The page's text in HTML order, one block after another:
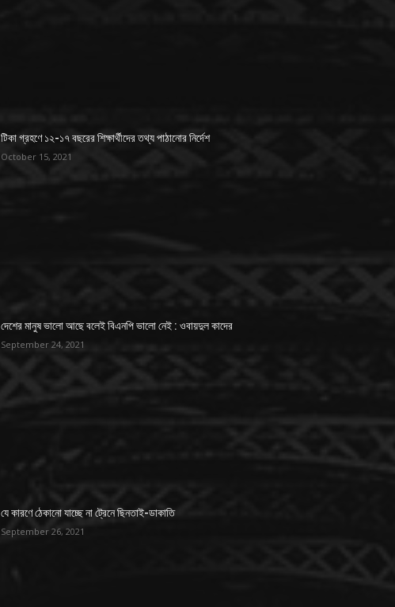
টিকা গ্রহণে ১২-১৭ বছরের শিক্ষার্থীদের তথ্য পাঠানোর নির্দেশ
October 15, 2021
দেশের মানুষ ভালো আছে বলেই বিএনপি ভালো নেই : ওবায়দুল কাদের
September 24, 2021
যে কারণে ঠেকানো যাচ্ছে না ট্রেনে ছিনতাই-ডাকাতি
September 26, 2021